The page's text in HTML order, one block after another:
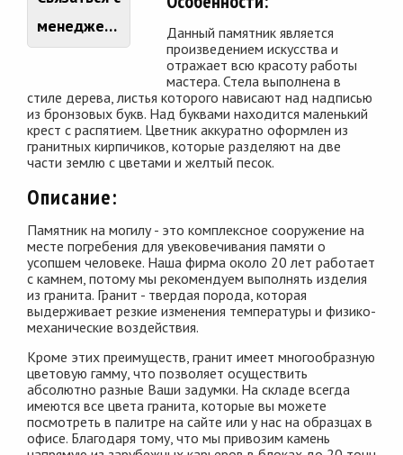
менеджером
Данный памятник является
произведением искусства и
отражает всю красоту работы
мастера. Стела выполнена в
стиле дерева, листья которого нависают над надписью
из бронзовых букв. Над буквами находится маленький
крест с распятием. Цветник аккуратно оформлен из
гранитных кирпичиков, которые разделяют на две
части землю с цветами и желтый песок.
Описание:
Памятник на могилу - это комплексное сооружение на
месте погребения для увековечивания памяти о
усопшем человеке. Наша фирма около 20 лет работает
с камнем, потому мы рекомендуем выполнять изделия
из гранита. Гранит - твердая порода, которая
выдерживает резкие изменения температуры и физико-
механические воздействия.
Кроме этих преимуществ, гранит имеет многообразную
цветовую гамму, что позволяет осуществить
абсолютно разные Ваши задумки. На складе всегда
имеются все цвета гранита, которые вы можете
посмотреть в палитре на сайте или у нас на образцах в
офисе. Благодаря тому, что мы привозим камень